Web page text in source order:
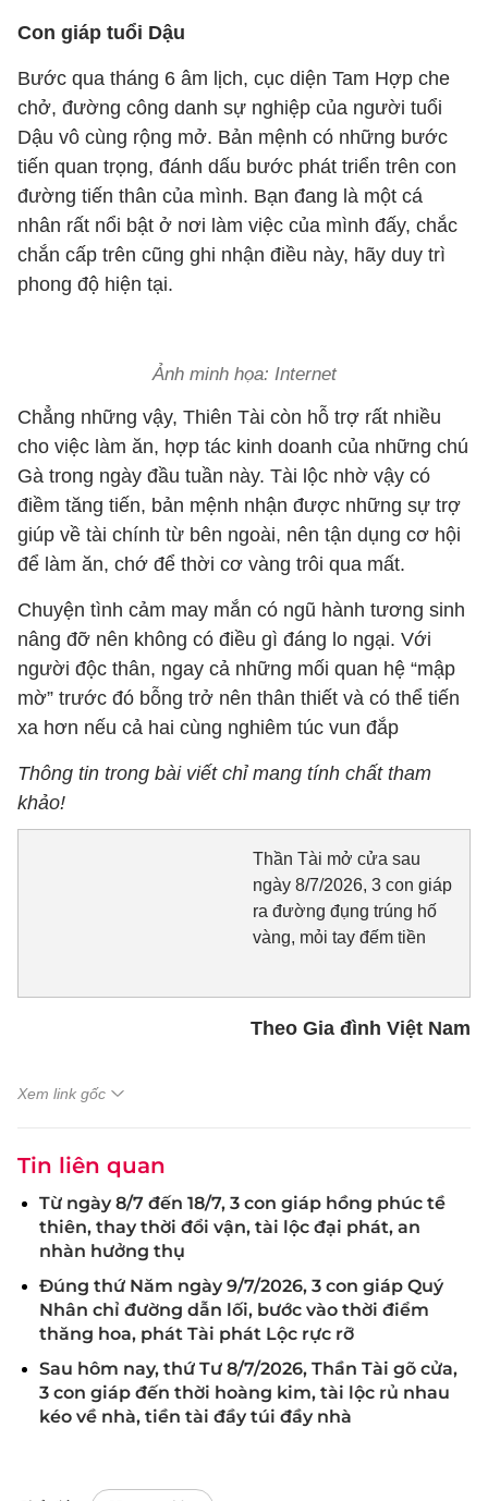
Con giáp tuổi Dậu
Bước qua tháng 6 âm lịch, cục diện Tam Hợp che
chở, đường công danh sự nghiệp của người tuổi
Dậu vô cùng rộng mở. Bản mệnh có những bước
tiến quan trọng, đánh dấu bước phát triển trên con
đường tiến thân của mình. Bạn đang là một cá
nhân rất nổi bật ở nơi làm việc của mình đấy, chắc
chắn cấp trên cũng ghi nhận điều này, hãy duy trì
phong độ hiện tại.
Ảnh minh họa: Internet
Chẳng những vậy, Thiên Tài còn hỗ trợ rất nhiều
cho việc làm ăn, hợp tác kinh doanh của những chú
Gà trong ngày đầu tuần này. Tài lộc nhờ vậy có
điềm tăng tiến, bản mệnh nhận được những sự trợ
giúp về tài chính từ bên ngoài, nên tận dụng cơ hội
để làm ăn, chớ để thời cơ vàng trôi qua mất.
Chuyện tình cảm may mắn có ngũ hành tương sinh
nâng đỡ nên không có điều gì đáng lo ngại. Với
người độc thân, ngay cả những mối quan hệ “mập
mờ” trước đó bỗng trở nên thân thiết và có thể tiến
xa hơn nếu cả hai cùng nghiêm túc vun đắp
Thông tin trong bài viết chỉ mang tính chất tham
khảo!
Thần Tài mở cửa sau
ngày 8/7/2026, 3 con giáp
ra đường đụng trúng hố
vàng, mỏi tay đếm tiền
Theo Gia đình Việt Nam
Xem link gốc
Tin liên quan
Từ ngày 8/7 đến 18/7, 3 con giáp hồng phúc tề
thiên, thay thời đổi vận, tài lộc đại phát, an
nhàn hưởng thụ
Đúng thứ Năm ngày 9/7/2026, 3 con giáp Quý
Nhân chỉ đường dẫn lối, bước vào thời điểm
thăng hoa, phát Tài phát Lộc rực rỡ
Sau hôm nay, thứ Tư 8/7/2026, Thần Tài gõ cửa,
3 con giáp đến thời hoàng kim, tài lộc rủ nhau
kéo về nhà, tiền tài đầy túi đầy nhà